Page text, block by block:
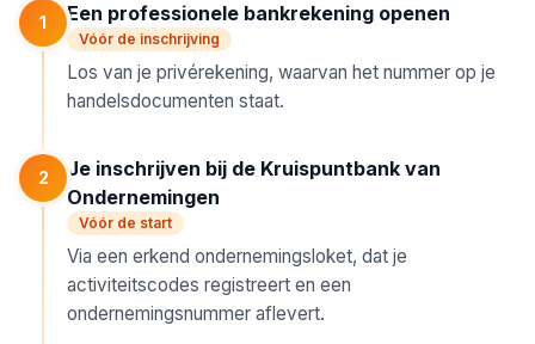
1 Een professionele bankrekening openen
Vóór de inschrijving
Los van je privérekening, waarvan het nummer op je
handelsdocumenten staat.
2
Je inschrijven bij de Kruispuntbank van
Ondernemingen
Vóór de start
Via een erkend ondernemingsloket, dat je
activiteitscodes registreert en een
ondernemingsnummer aflevert.